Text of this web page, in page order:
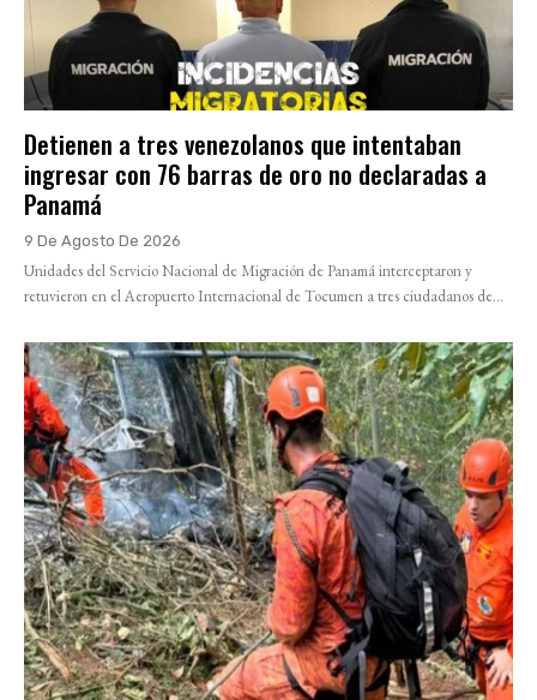
Detienen a tres venezolanos que intentaban
ingresar con 76 barras de oro no declaradas a
Panamá
9 De Agosto De 2026
Unidades del Servicio Nacional de Migración de Panamá interceptaron y
retuvieron en el Aeropuerto Internacional de Tocumen a tres ciudadanos de...